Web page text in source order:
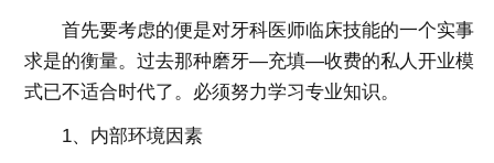
首先要考虑的便是对牙科医师临床技能的一个实事
求是的衡量。过去那种磨牙—充填—收费的私人开业模
式已不适合时代了。必须努力学习专业知识。
1、内部环境因素